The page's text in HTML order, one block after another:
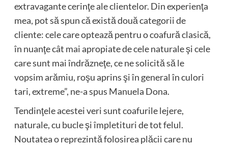
extravagante cerinţe ale clientelor. Din experienţa
mea, pot să spun că există două categorii de
cliente: cele care optează pentru o coafură clasică,
în nuanţe cât mai apropiate de cele naturale şi cele
care sunt mai îndrăzneţe, ce ne solicită să le
vopsim arămiu, roşu aprins şi în general în culori
tari, extreme”, ne-a spus Manuela Dona.
Tendinţele acestei veri sunt coafurile lejere,
naturale, cu bucle şi împletituri de tot felul.
Noutatea o reprezintă folosirea plăcii care nu